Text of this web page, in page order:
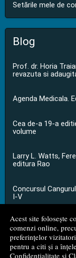
Acest site folosește
comenzi online,
preferințelor
pentru a citi și a
Confidențialitate și
Setările mele de
Blog
Prof. dr. Horia
revazuta si
Agenda Medicala.
Cea de-a 19-a
volume
Larry L. Watts,
editura Rao
Concursul
I-V
...toate știrile
© 2008 -